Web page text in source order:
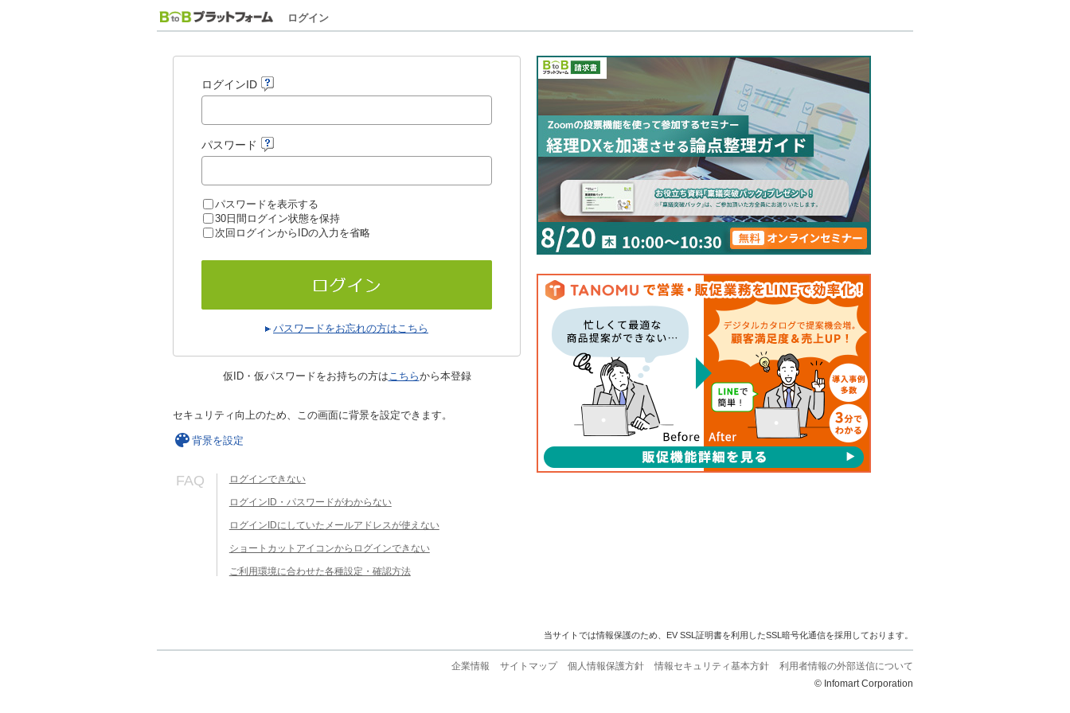
ログイン
ログインID
パスワード
パスワードを表示する
30日間ログイン状態を保持
次回ログインからIDの入力を省略
パスワードをお忘れの方はこちら
仮ID・仮パスワードをお持ちの方はこちらから本登録
セキュリティ向上のため、この画面に背景を設定できます。
背景を設定
FAQ ログインできない
ログインID・パスワードがわからない
ログインIDにしていたメールアドレスが使えない
ショートカットアイコンからログインできない
ご利用環境に合わせた各種設定・確認方法
当サイトでは情報保護のため、EV SSL証明書を利用したSSL暗号化通信を採用しております。
企業情報 サイトマップ 個人情報保護方針 情報セキュリティ基本方針
利用者情報の外部送信について
© Infomart Corporation